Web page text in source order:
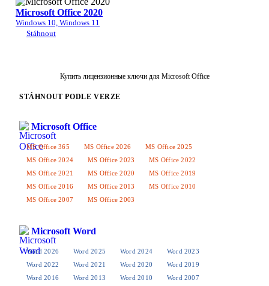
Microsoft Office 2020
Windows 10, Windows 11
Stáhnout
Купить лицензионные ключи для Microsoft Office
STÁHNOUT PODLE VERZE
Microsoft Office
MS Office 365 MS Office 2026
MS Office 2025
MS Office 2024
MS Office 2023
MS Office 2022
MS Office 2021
MS Office 2020
MS Office 2019
MS Office 2016
MS Office 2013
MS Office 2010
MS Office 2007
MS Office 2003
Microsoft Word
Word 2026 Word 2025 Word 2024
Word 2023
Word 2022
Word 2021 Word 2020
Word 2019
Word 2016
Word 2013 Word 2010
Word 2007